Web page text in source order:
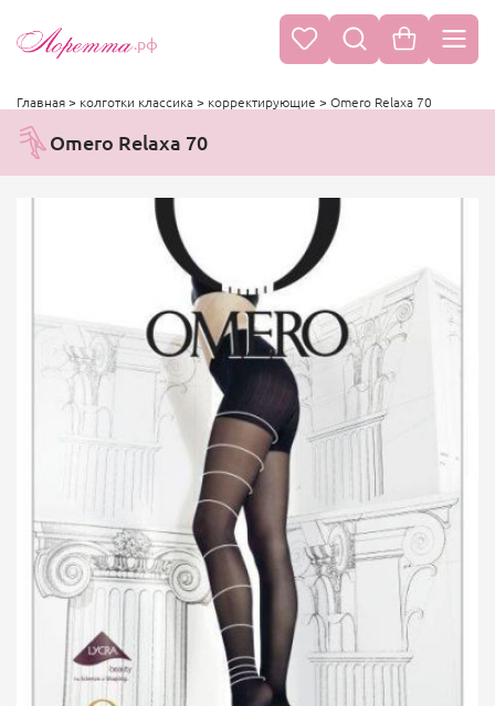
.рф
Главная> колготки классика> корректирующие > Omero Relaxa 70
Omero Relaxa 70